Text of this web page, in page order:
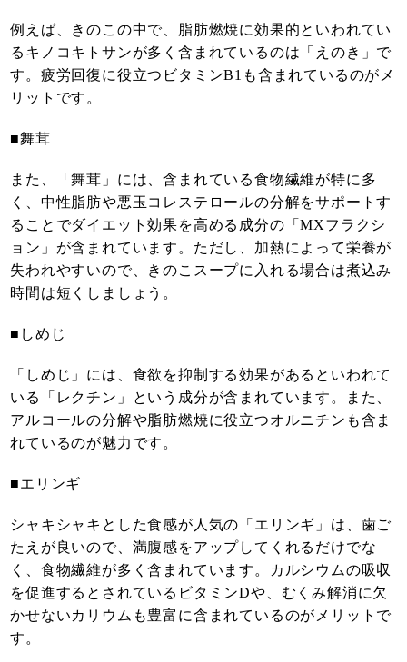
例えば、きのこの中で、脂肪燃焼に効果的といわれてい
るキノコキトサンが多く含まれているのは「えのき」で
す。疲労回復に役立つビタミンB1も含まれているのがメ
リットです。
■舞茸
また、「舞茸」には、含まれている食物繊維が特に多
く、中性脂肪や悪玉コレステロールの分解をサポートす
ることでダイエット効果を高める成分の「MXフラクシ
ョン」が含まれています。ただし、加熱によって栄養が
失われやすいので、きのこスープに入れる場合は煮込み
時間は短くしましょう。
■しめじ
「しめじ」には、食欲を抑制する効果があるといわれて
いる「レクチン」という成分が含まれています。また、
アルコールの分解や脂肪燃焼に役立つオルニチンも含ま
れているのが魅力です。
■エリンギ
シャキシャキとした食感が人気の「エリンギ」は、歯ご
たえが良いので、満腹感をアップしてくれるだけでな
く、食物繊維が多く含まれています。カルシウムの吸収
を促進するとされているビタミンDや、むくみ解消に欠
かせないカリウムも豊富に含まれているのがメリットで
す。